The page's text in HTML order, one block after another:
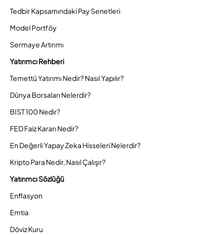
Tedbir Kapsamındaki Pay Senetleri
Model Portföy
Sermaye Artırımı
Yatırımcı Rehberi
Temettü Yatırımı Nedir? Nasıl Yapılır?
Dünya Borsaları Nelerdir?
BIST 100 Nedir?
FED Faiz Kararı Nedir?
En Değerli Yapay Zeka Hisseleri Nelerdir?
Kripto Para Nedir, Nasıl Çalışır?
Yatırımcı Sözlüğü
Enflasyon
Emtia
Döviz Kuru